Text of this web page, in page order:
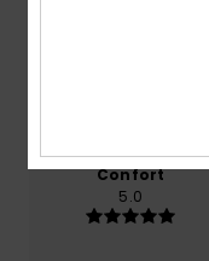
Confort
5.0